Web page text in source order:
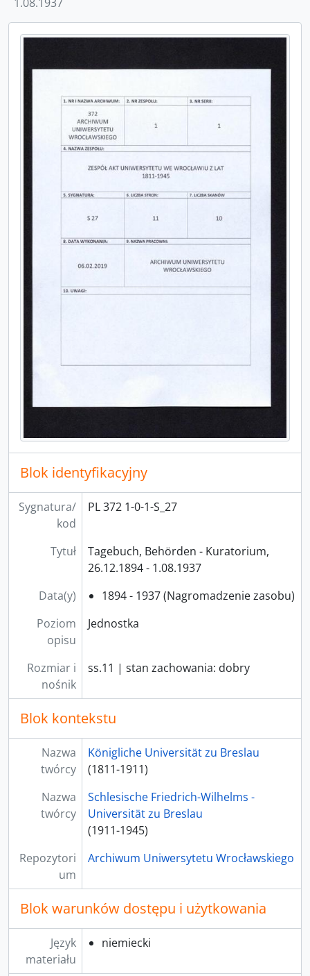
[Jednostka] S_39 - Tagebuch, Beamte der akademischen Verwaltung, 1.04.1895 - 1.04.1909
[Jednostka] S_40 - Tagebuch, Beamte und Instituts-Assistenten, 1.11.1894 - 31.03.1901
[Jednostka] S_41 - Tagebuch, Stipendien und Stiftungen, 20.10.1894 - 1911
[Jednostka] S_42 - Tagebuch, Ministerial-Erlaße und Kuratorial-Schreiben, 4.01.1895 - 7.07.1930
[Jednostka] S_43 - Tagebuch, Senats-Beschlüße, 10.11.1894 - 11.05.1934
[Jednostka] S_44 - Tagebuch, Universitäts-Ereigniße, 1894 - 1910
[Jednostka] S_45 - Tagebuch, Verbindungen und Vereine, 16.11.1894 - 24.07.1922
[Jednostka] S_46 - Tagebuch, Disciplin, 1894 - 1931
[Jednostka] S_47 - Tagebuch, Diplom-Erneuerungen, 30.01.1895 - 25.07.1906
[Seria] 3 - Akta Wydziału Teologii Katolickiej
[Seria] 4 - Akta Wydziału Prawa
[Seria] 999 - Pomoce archiwalne
Blok identyfikacyjny
Sygnatura/
kod
PL 372 1-0-1-S_27
Tytuł
Tagebuch, Behörden - Kuratorium,
26.12.1894 - 1.08.1937
Data(y)
1894 - 1937 (Nagromadzenie zasobu)
Poziom
opisu
Jednostka
Rozmiar i
nośnik
ss.11 | stan zachowania: dobry
Blok kontekstu
Nazwa
twórcy
Königliche Universität zu Breslau
(1811-1911)
Nazwa
twórcy
Schlesische Friedrich-Wilhelms -
Universität zu Breslau
(1911-1945)
Repozytori
um
Archiwum Uniwersytetu Wrocławskiego
Blok warunków dostępu i użytkowania
Język
materiału
niemiecki